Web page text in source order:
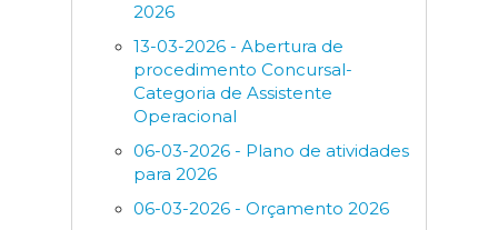
2026
13-03-2026 - Abertura de
procedimento Concursal-
Categoria de Assistente
Operacional
06-03-2026 - Plano de atividades
para 2026
06-03-2026 - Orçamento 2026